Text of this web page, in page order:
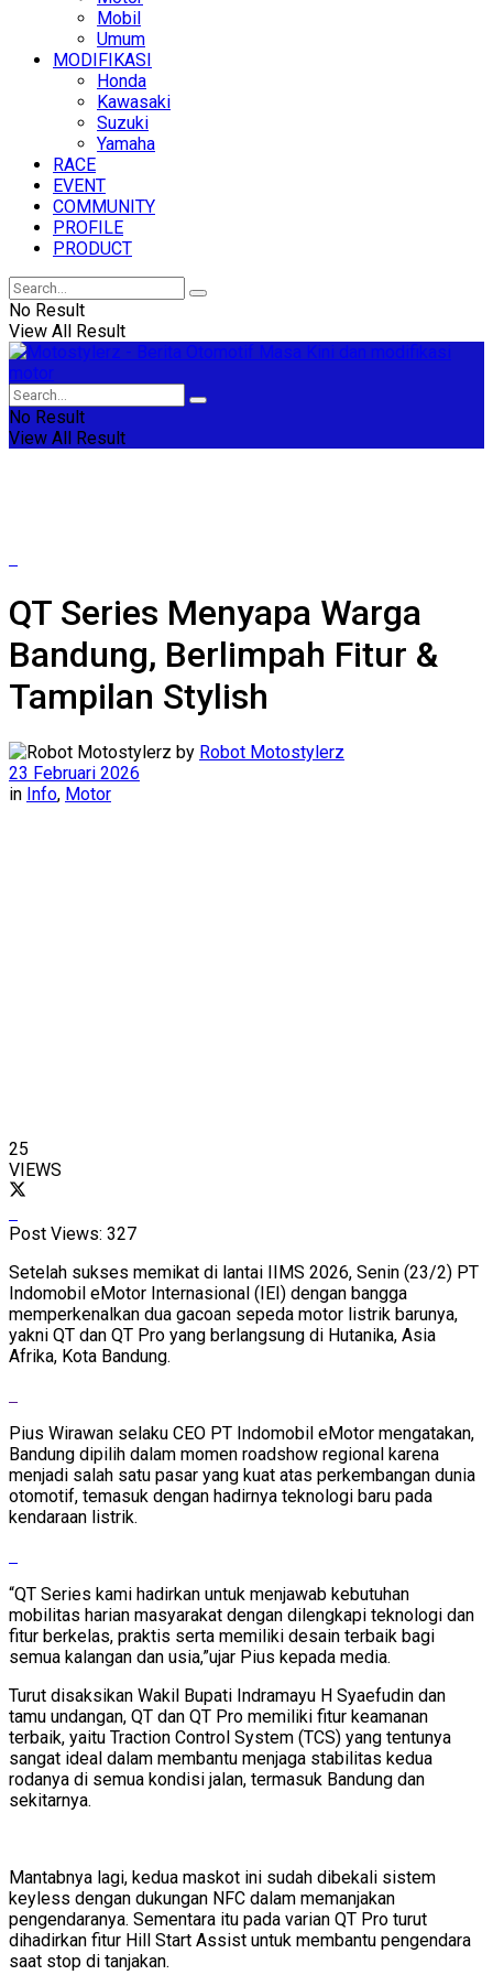
Mobil
Umum
MODIFIKASI
Honda
Kawasaki
Suzuki
Yamaha
RACE
EVENT
COMMUNITY
PROFILE
PRODUCT
No Result
View All Result
No Result
View All Result
QT Series Menyapa Warga
Bandung, Berlimpah Fitur &
Tampilan Stylish
by Robot Motostylerz
23 Februari 2026
in Info, Motor
25
VIEWS
Post Views: 327
Setelah sukses memikat di lantai IIMS 2026, Senin (23/2) PT
Indomobil eMotor Internasional (IEI) dengan bangga
memperkenalkan dua gacoan sepeda motor listrik barunya,
yakni QT dan QT Pro yang berlangsung di Hutanika, Asia
Afrika, Kota Bandung.
Pius Wirawan selaku CEO PT Indomobil eMotor mengatakan,
Bandung dipilih dalam momen roadshow regional karena
menjadi salah satu pasar yang kuat atas perkembangan dunia
otomotif, temasuk dengan hadirnya teknologi baru pada
kendaraan listrik.
“QT Series kami hadirkan untuk menjawab kebutuhan
mobilitas harian masyarakat dengan dilengkapi teknologi dan
fitur berkelas, praktis serta memiliki desain terbaik bagi
semua kalangan dan usia,”ujar Pius kepada media.
Turut disaksikan Wakil Bupati Indramayu H Syaefudin dan
tamu undangan, QT dan QT Pro memiliki fitur keamanan
terbaik, yaitu Traction Control System (TCS) yang tentunya
sangat ideal dalam membantu menjaga stabilitas kedua
rodanya di semua kondisi jalan, termasuk Bandung dan
sekitarnya.
Mantabnya lagi, kedua maskot ini sudah dibekali sistem
keyless dengan dukungan NFC dalam memanjakan
pengendaranya. Sementara itu pada varian QT Pro turut
dihadirkan fitur Hill Start Assist untuk membantu pengendara
saat stop di tanjakan.